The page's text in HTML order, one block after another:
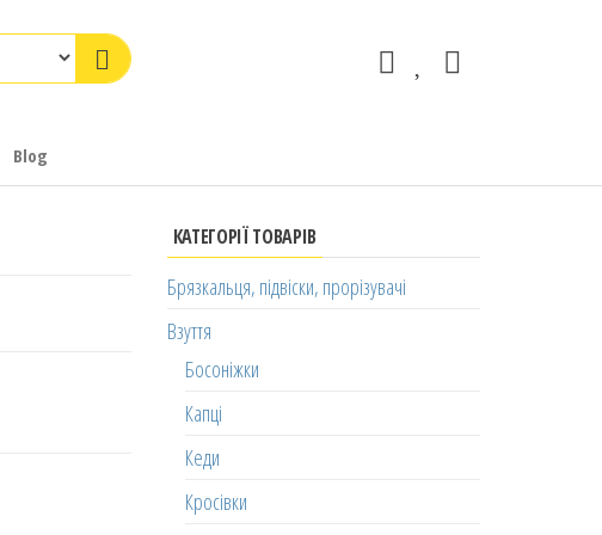
Blog
КАТЕГОРІЇ ТОВАРІВ
Брязкальця, підвіски, прорізувачі
Взуття
Босоніжки
Капці
Кеди
Кросівки